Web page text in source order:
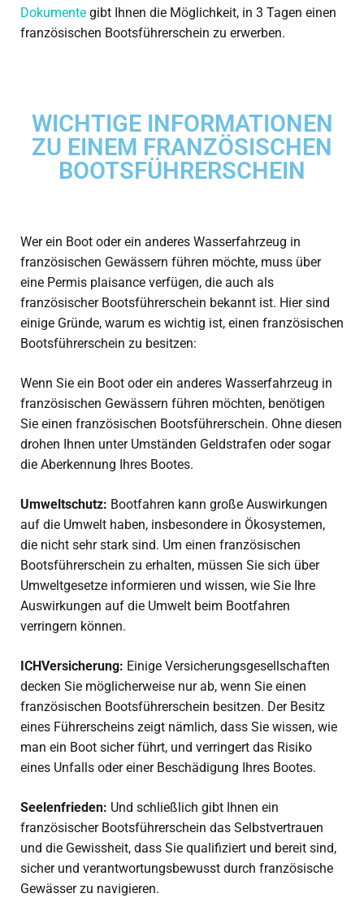
Dokumente gibt Ihnen die Möglichkeit, in 3 Tagen einen
französischen Bootsführerschein zu erwerben.
WICHTIGE INFORMATIONEN
ZU EINEM FRANZÖSISCHEN
BOOTSFÜHRERSCHEIN
Wer ein Boot oder ein anderes Wasserfahrzeug in
französischen Gewässern führen möchte, muss über
eine Permis plaisance verfügen, die auch als
französischer Bootsführerschein bekannt ist. Hier sind
einige Gründe, warum es wichtig ist, einen französischen
Bootsführerschein zu besitzen:
Wenn Sie ein Boot oder ein anderes Wasserfahrzeug in
französischen Gewässern führen möchten, benötigen
Sie einen französischen Bootsführerschein. Ohne diesen
drohen Ihnen unter Umständen Geldstrafen oder sogar
die Aberkennung Ihres Bootes.
Umweltschutz: Bootfahren kann große Auswirkungen
auf die Umwelt haben, insbesondere in Ökosystemen,
die nicht sehr stark sind. Um einen französischen
Bootsführerschein zu erhalten, müssen Sie sich über
Umweltgesetze informieren und wissen, wie Sie Ihre
Auswirkungen auf die Umwelt beim Bootfahren
verringern können.
ICHVersicherung: Einige Versicherungsgesellschaften
decken Sie möglicherweise nur ab, wenn Sie einen
französischen Bootsführerschein besitzen. Der Besitz
eines Führerscheins zeigt nämlich, dass Sie wissen, wie
man ein Boot sicher führt, und verringert das Risiko
eines Unfalls oder einer Beschädigung Ihres Bootes.
Seelenfrieden: Und schließlich gibt Ihnen ein
französischer Bootsführerschein das Selbstvertrauen
und die Gewissheit, dass Sie qualifiziert und bereit sind,
sicher und verantwortungsbewusst durch französische
Gewässer zu navigieren.